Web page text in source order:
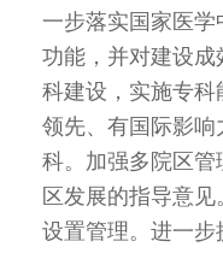
一步落实国家医
功能，并对建设
科建设，实施专
领先、有国际影
科。加强多院区
区发展的指导意
设置管理。进一